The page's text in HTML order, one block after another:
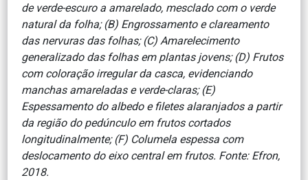
de verde-escuro a amarelado, mesclado com o verde
natural da folha; (B) Engrossamento e clareamento
das nervuras das folhas; (C) Amarelecimento
generalizado das folhas em plantas jovens; (D) Frutos
com coloração irregular da casca, evidenciando
manchas amareladas e verde-claras; (E)
Espessamento do albedo e filetes alaranjados a partir
da região do pedúnculo em frutos cortados
longitudinalmente; (F) Columela espessa com
deslocamento do eixo central em frutos. Fonte: Efron,
2018.